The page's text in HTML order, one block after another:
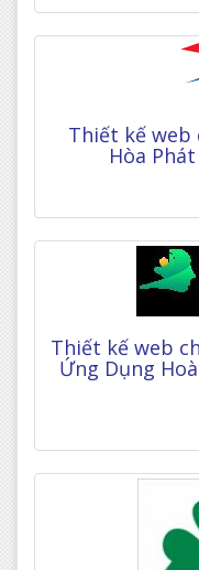
Thiết kế web
Hòa
Thiết kế web
Ứng Dụng